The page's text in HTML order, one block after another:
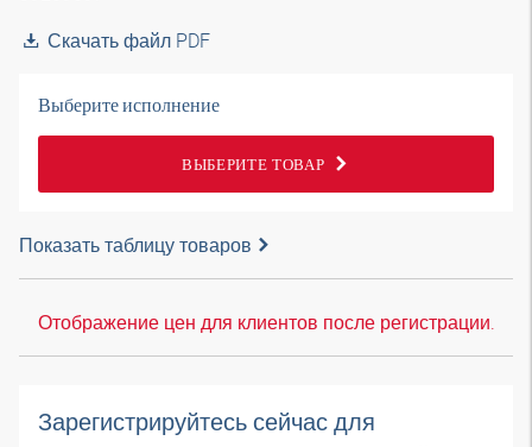
Скачать файл PDF
Выберите исполнение
ВЫБЕРИТЕ ТОВАР
Показать таблицу товаров
Отображение цен для клиентов после регистрации.
Зарегистрируйтесь сейчас для